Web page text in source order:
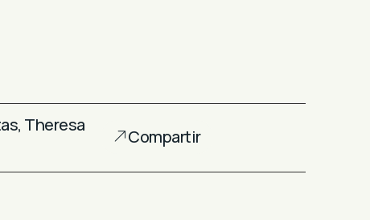
, Theresa
Compartir